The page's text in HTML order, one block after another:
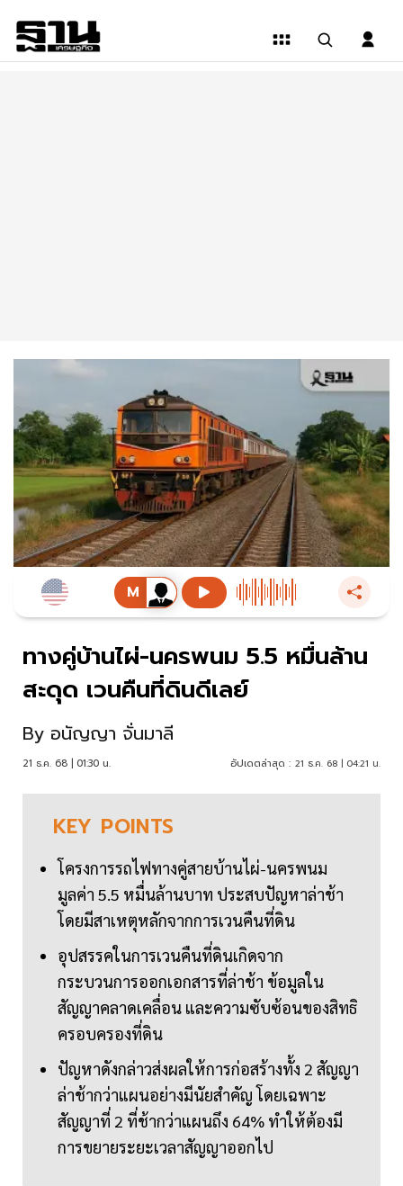
ทางคู่บ้านไผ่-นครพนม 5.5 หมื่นล้าน
สะดุด เวนคืนที่ดินดีเลย์
By อนัญญา จั่นมาลี
21 ธ.ค. 68 | 01:30 น. อัปเดตล่าสุด : 21 ธ.ค. 68 | 04:21 น.
KEY POINTS
โครงการรถไฟทางคู่สายบ้านไผ่-นครพนม
มูลค่า 5.5 หมื่นล้านบาท ประสบปัญหาล่าช้า
โดยมีสาเหตุหลักจากการเวนคืนที่ดิน
อุปสรรคในการเวนคืนที่ดินเกิดจาก
กระบวนการออกเอกสารที่ล่าช้า ข้อมูลใน
สัญญาคลาดเคลื่อน และความซับซ้อนของสิทธิ
ครอบครองที่ดิน
ปัญหาดังกล่าวส่งผลให้การก่อสร้างทั้ง 2 สัญญา
ล่าช้ากว่าแผนอย่างมีนัยสำคัญ โดยเฉพาะ
สัญญาที่ 2 ที่ช้ากว่าแผนถึง 64% ทำให้ต้องมี
การขยายระยะเวลาสัญญาออกไป